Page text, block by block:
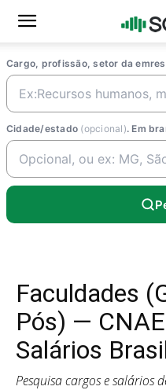
Cargo, profissão, setor da
Cidade/estado (opcional). Em
Faculdades
Pós) —
Salários
Pesquisa cargos e salários